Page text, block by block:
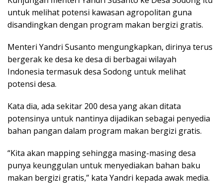
untuk melihat potensi kawasan agropolitan guna
disandingkan dengan program makan bergizi gratis.
Menteri Yandri Susanto mengungkapkan, dirinya terus
bergerak ke desa ke desa di berbagai wilayah
Indonesia termasuk desa Sodong untuk melihat
potensi desa.
Kata dia, ada sekitar 200 desa yang akan ditata
potensinya untuk nantinya dijadikan sebagai penyedia
bahan pangan dalam program makan bergizi gratis.
“Kita akan mapping sehingga masing-masing desa
punya keunggulan untuk menyediakan bahan baku
makan bergizi gratis,” kata Yandri kepada awak media.